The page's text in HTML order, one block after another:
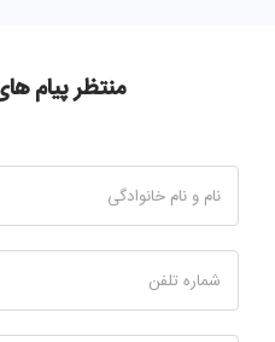
منتظر پیام
نام و نام خانوادگی
شماره تلفن